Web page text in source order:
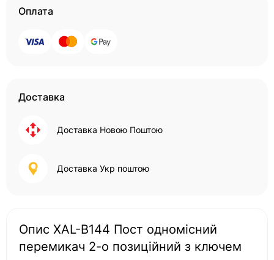
Оплата
Доставка
Доставка Новою Поштою
Доставка Укр поштою
Опис XAL-B144 Пост одномісний
перемикач 2-о позиційний з ключем